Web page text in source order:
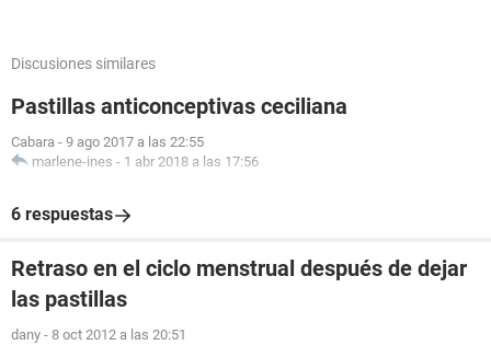
Discusiones similares
Pastillas anticonceptivas ceciliana
Cabara - 9 ago 2017 a las 22:55
marlene-ines - 1 abr 2018 a las 17:56
6 respuestas
Retraso en el ciclo menstrual después de dejar
las pastillas
dany - 8 oct 2012 a las 20:51